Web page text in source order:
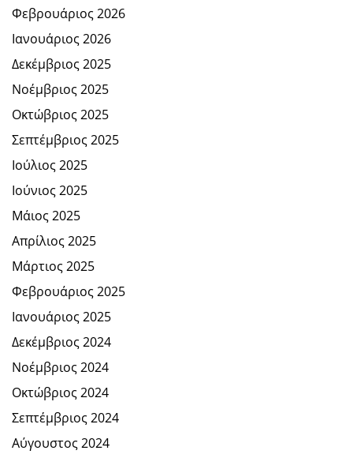
Φεβρουάριος 2026
Ιανουάριος 2026
Δεκέμβριος 2025
Νοέμβριος 2025
Οκτώβριος 2025
Σεπτέμβριος 2025
Ιούλιος 2025
Ιούνιος 2025
Μάιος 2025
Απρίλιος 2025
Μάρτιος 2025
Φεβρουάριος 2025
Ιανουάριος 2025
Δεκέμβριος 2024
Νοέμβριος 2024
Οκτώβριος 2024
Σεπτέμβριος 2024
Αύγουστος 2024